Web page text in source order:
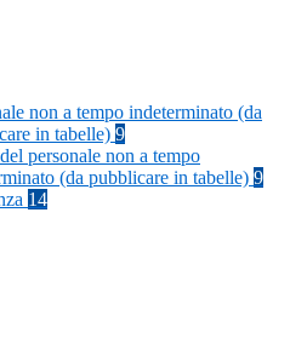
non a tempo indeterminato (da
in tabelle) 9
personale non a tempo
(da pubblicare in tabelle) 9
14